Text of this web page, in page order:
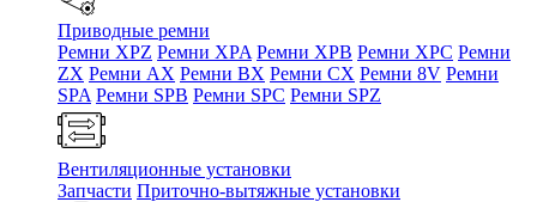
Приводные ремни
Ремни XPZ Ремни XPA Ремни XPB Ремни XPC Ремни
ZX Ремни AX Ремни BX Ремни CX Ремни 8V Ремни
SPA Ремни SPB Ремни SPC Ремни SPZ
Вентиляционные установки
Запчасти Приточно-вытяжные установки